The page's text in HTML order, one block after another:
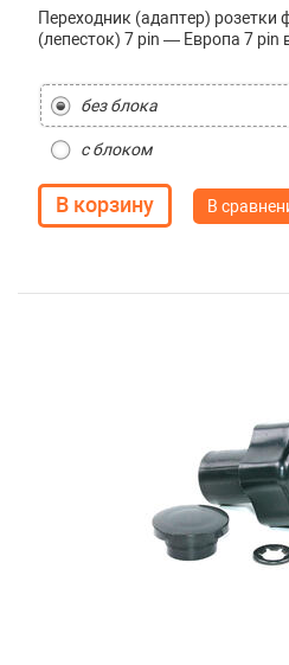
Переходник (адаптер) розетки
(лепесток) 7 pin — Европа 7 pin
без блока
с блоком
В